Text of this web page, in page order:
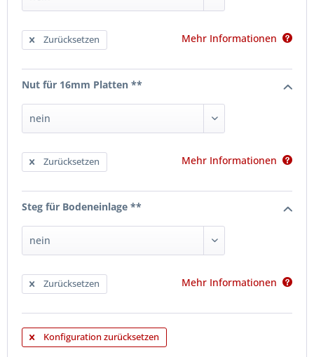
Zurücksetzen Mehr Informationen
Nut für 16mm Platten **
Zurücksetzen Mehr Informationen
Steg für Bodeneinlage **
Zurücksetzen Mehr Informationen
Konfiguration zurücksetzen